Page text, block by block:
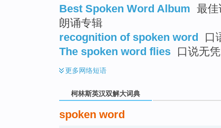
Best Spoken Word Album 最
朗诵专辑
recognition of spoken word
口
The spoken word flies 口说无凭
更多网络短语
柯林斯英汉双解大词典
spoken word